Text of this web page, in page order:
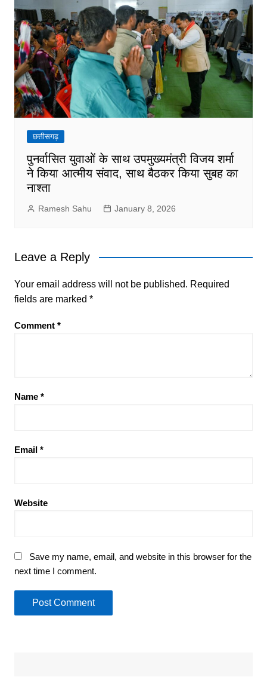
छत्तीसगढ़
पुनर्वासित युवाओं के साथ उपमुख्यमंत्री विजय शर्मा
ने किया आत्मीय संवाद, साथ बैठकर किया सुबह का
नाश्ता
Ramesh Sahu January 8, 2026
Leave a Reply
Your email address will not be published. Required
fields are marked *
Comment *
Name *
Email *
Website
Save my name, email, and website in this browser for the
next time I comment.